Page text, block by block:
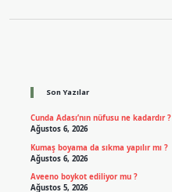
Son Yazılar
Cunda Adası’nın nüfusu ne kadardır ?
Ağustos 6, 2026
Kumaş boyama da sıkma yapılır mı ?
Ağustos 6, 2026
Aveeno boykot ediliyor mu ?
Ağustos 5, 2026